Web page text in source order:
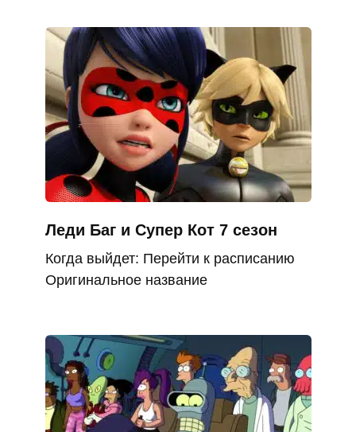
Леди Баг и Супер Кот 7 сезон
Когда выйдет: Перейти к расписанию
Оригинальное название